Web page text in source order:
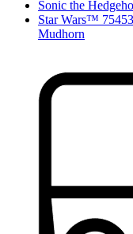
Sonic the
Star Wars™
Mudhorn